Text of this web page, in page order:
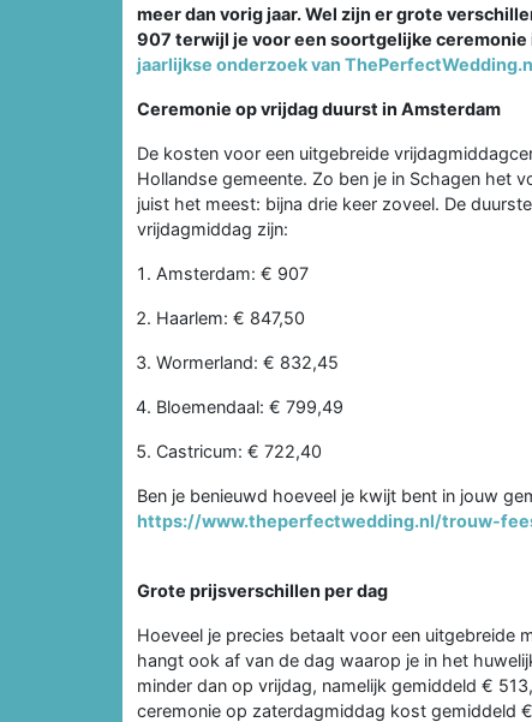
meer dan vorig jaar. Wel zijn er grote
907 terwijl je voor een soortgelijke
jaarlijkse onderzoek van
Ceremonie op vrijdag duurst in Amsterdam
De kosten voor een uitgebreide
Hollandse gemeente. Zo ben je in Schagen het
juist het meest: bijna drie keer zoveel. De
vrijdagmiddag zijn:
Amsterdam: € 907
Haarlem: € 847,50
Wormerland: € 832,45
Bloemendaal: € 799,49
Castricum: € 722,40
Ben je benieuwd hoeveel je kwijt bent in jouw
https://www.theperfectwedding.nl/trouw-
Grote prijsverschillen per dag
Hoeveel je precies betaalt voor een uitgebreide
hangt ook af van de dag waarop je in het
minder dan op vrijdag, namelijk gemiddeld €
ceremonie op zaterdagmiddag kost gemiddeld